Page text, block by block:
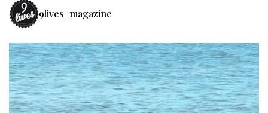
9lives_magazine